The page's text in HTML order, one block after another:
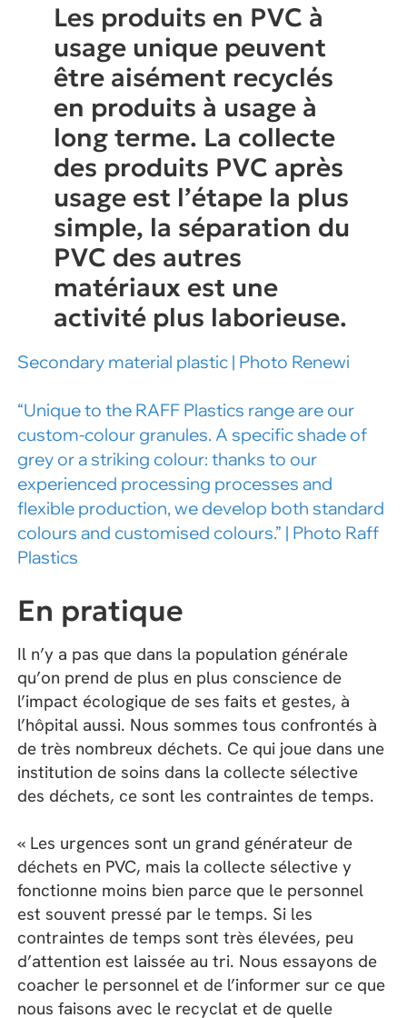
Les produits en PVC à
usage unique peuvent
être aisément recyclés
en produits à usage à
long terme. La collecte
des produits PVC après
usage est l’étape la plus
simple, la séparation du
PVC des autres
matériaux est une
activité plus laborieuse.
Secondary material plastic | Photo Renewi
“Unique to the RAFF Plastics range are our
custom-colour granules. A specific shade of
grey or a striking colour: thanks to our
experienced processing processes and
flexible production, we develop both standard
colours and customised colours.” | Photo Raff
Plastics
En pratique
Il n’y a pas que dans la population générale
qu’on prend de plus en plus conscience de
l’impact écologique de ses faits et gestes, à
l’hôpital aussi. Nous sommes tous confrontés à
de très nombreux déchets. Ce qui joue dans une
institution de soins dans la collecte sélective
des déchets, ce sont les contraintes de temps.
« Les urgences sont un grand générateur de
déchets en PVC, mais la collecte sélective y
fonctionne moins bien parce que le personnel
est souvent pressé par le temps. Si les
contraintes de temps sont très élevées, peu
d’attention est laissée au tri. Nous essayons de
coacher le personnel et de l’informer sur ce que
nous faisons avec le recyclat et de quelle